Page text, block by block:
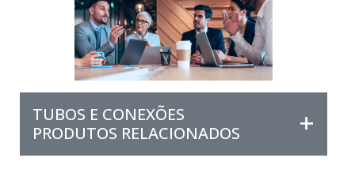
TUBOS E CONEXÕES
PRODUTOS RELACIONADOS